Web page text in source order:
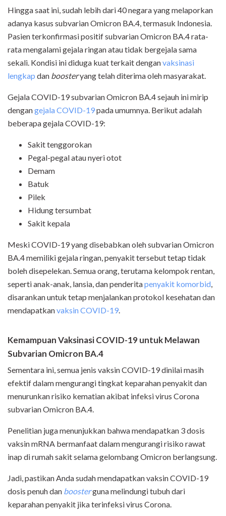
Hingga saat ini, sudah lebih dari 40 negara yang melaporkan
adanya kasus subvarian Omicron BA.4, termasuk Indonesia.
Pasien terkonfirmasi positif subvarian Omicron BA.4 rata-
rata mengalami gejala ringan atau tidak bergejala sama
sekali. Kondisi ini diduga kuat terkait denganvaksinasi
lengkap dan boosteryang telah diterima oleh masyarakat.
Gejala COVID-19 subvarian Omicron BA.4 sejauh ini mirip
dengangejala COVID-19pada umumnya. Berikut adalah
beberapa gejala COVID-19:
Sakit tenggorokan
Pegal-pegal atau nyeri otot
Demam
Batuk
Pilek
Hidung tersumbat
Sakit kepala
Meski COVID-19 yang disebabkan oleh subvarian Omicron
BA.4 memiliki gejala ringan, penyakit tersebut tetap tidak
boleh disepelekan. Semua orang, terutama kelompok rentan,
seperti anak-anak, lansia, dan penderitapenyakit komorbid
disarankan untuk tetap menjalankan protokol kesehatan dan
mendapatkanvaksin COVID-19
Kemampuan Vaksinasi COVID-19 untuk Melawan
Subvarian Omicron BA.4
Sementara ini, semua jenis vaksin COVID-19 dinilai masih
efektif dalam mengurangi tingkat keparahan penyakit dan
menurunkan risiko kematian akibat infeksi virus Corona
subvarian Omicron BA.4.
Penelitian juga menunjukkan bahwa mendapatkan 3 dosis
vaksin mRNA bermanfaat dalam mengurangi risiko rawat
inap di rumah sakit selama gelombang Omicron berlangsung.
Jadi, pastikan Anda sudah mendapatkan vaksin COVID-19
dosis penuh dan boosterguna melindungi tubuh dari
keparahan penyakit jika terinfeksi virus Corona.